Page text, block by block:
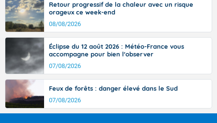
Retour progressif de la chaleur avec un risque
orageux ce week-end
08/08/2026
Éclipse du 12 août 2026 : Météo-France vous
accompagne pour bien l'observer
07/08/2026
Feux de forêts : danger élevé dans le Sud
07/08/2026